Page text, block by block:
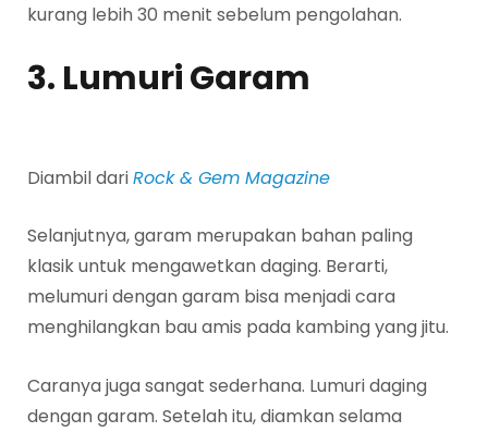
kurang lebih 30 menit sebelum pengolahan.
3. Lumuri Garam
Diambil dariRock & Gem Magazine
Selanjutnya, garam merupakan bahan paling
klasik untuk mengawetkan daging. Berarti,
melumuri dengan garam bisa menjadi cara
menghilangkan bau amis pada kambing yang jitu.
Caranya juga sangat sederhana. Lumuri daging
dengan garam. Setelah itu, diamkan selama